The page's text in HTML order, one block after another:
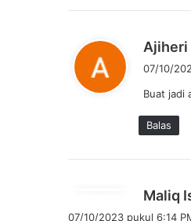
Ajiheri
07/10/
Buat jadi
Balas
Maliq
07/10/2023 pukul 6:14